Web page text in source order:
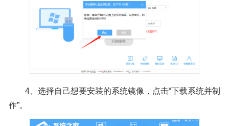
4、选择自己想要安装的系统镜像，点击“下载系统并制
作”。